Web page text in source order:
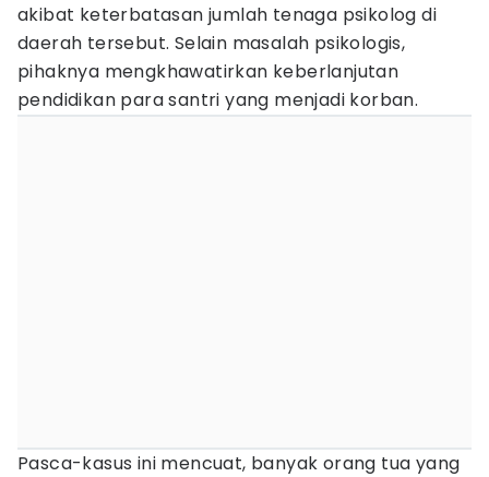
akibat keterbatasan jumlah tenaga psikolog di
daerah tersebut. Selain masalah psikologis,
pihaknya mengkhawatirkan keberlanjutan
pendidikan para santri yang menjadi korban.
Pasca-kasus ini mencuat, banyak orang tua yang